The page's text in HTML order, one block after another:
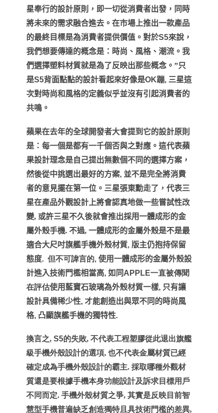
星奉行的設計原則，即一切從消費者出發，同時
將未來的需求融合進去。在市場上推出一款產品
的最終目標是為消費者提供價值。對於S5來說，
我們想要傳達的概念是：時尚、風格、潮流。我
們選擇塑料材質就是為了反映出那些概念。”只
是S5背面點點的設計看起來好像是OK蹦, 三星這
次對時尚和風格的定義似乎並沒有引起消費者的
共鳴。
蘋果在去年的全球開發者大會提到它的設計原則
是：每一個是都有一千個否與之對應。 這代表蘋
果設計理念是自己提出無數個不同的選擇方案，
然後從中挑選出最好的方案, 並不是完全將消費
者的意見擺在第一位。 三星張東勳走了， 代表三
星在產品外觀設計上將會認真地做一些嘗試性改
變, 或許三星不久後就會推出採用一體成形的金
屬外殼手機. 不過, 一體成形的金屬外殼是不是最
適合大尺吋旗艦手機外殼材質, 版主仍抱持保留
態度. 但不可諱言的, 使用一體成形的金屬外殼設
計進入技術門檻相當高, 如同 APPLE一直被傳聞
在評估使用藍寶石玻璃為外殼材質一樣, 只有讓
設計具備稀少性, 才能創造出與眾不同的時尚風
格, 凸顯旗艦手機的獨特性.
換言之, S5的失敗, 不代表工程塑膠從此退出旗艦
級手機外殼設計的選項, 也不代表金屬材質已經
確定成為手機外殼設計的霸主. 採取哪種外觀材
質還是要根據手機本身功能設計及訴求目標用戶
不同而定. 手機外殼材質之爭, 其實是反映目前智
慧型手機普遍缺乏創造獨特且具技術門檻的差異,